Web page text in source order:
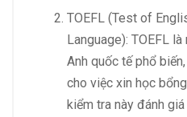
TOEFL (Test of
Language): TOEFL
Anh quốc tế phổ
cho việc xin học
kiểm tra này đánh